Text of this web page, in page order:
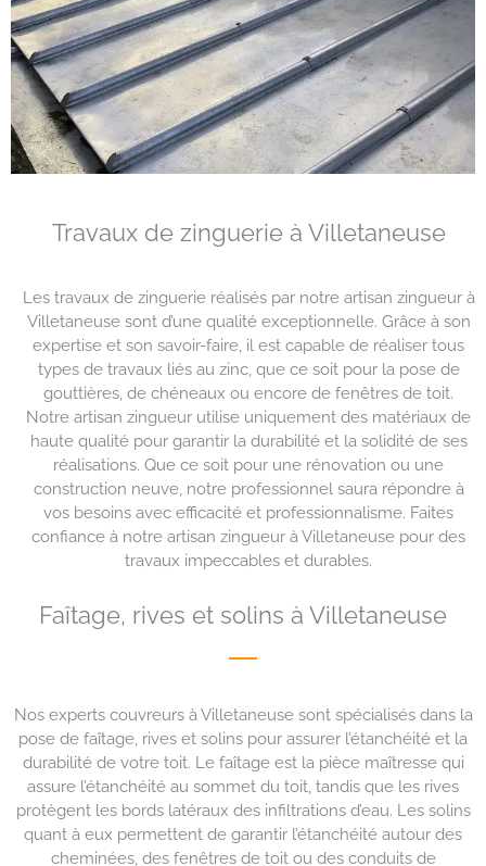
Travaux de zinguerie à Villetaneuse
Les travaux de zinguerie réalisés par notre artisan zingueur à
Villetaneuse sont d’une qualité exceptionnelle. Grâce à son
expertise et son savoir-faire, il est capable de réaliser tous
types de travaux liés au zinc, que ce soit pour la pose de
gouttières, de chéneaux ou encore de fenêtres de toit.
Notre artisan zingueur utilise uniquement des matériaux de
haute qualité pour garantir la durabilité et la solidité de ses
réalisations. Que ce soit pour une rénovation ou une
construction neuve, notre professionnel saura répondre à
vos besoins avec efficacité et professionnalisme. Faites
confiance à notre artisan zingueur à Villetaneuse pour des
travaux impeccables et durables.
Faîtage, rives et solins à Villetaneuse
Nos experts couvreurs à Villetaneuse sont spécialisés dans la
pose de faîtage, rives et solins pour assurer l’étanchéité et la
durabilité de votre toit. Le faîtage est la pièce maîtresse qui
assure l’étanchéité au sommet du toit, tandis que les rives
protègent les bords latéraux des infiltrations d’eau. Les solins
quant à eux permettent de garantir l’étanchéité autour des
cheminées, des fenêtres de toit ou des conduits de